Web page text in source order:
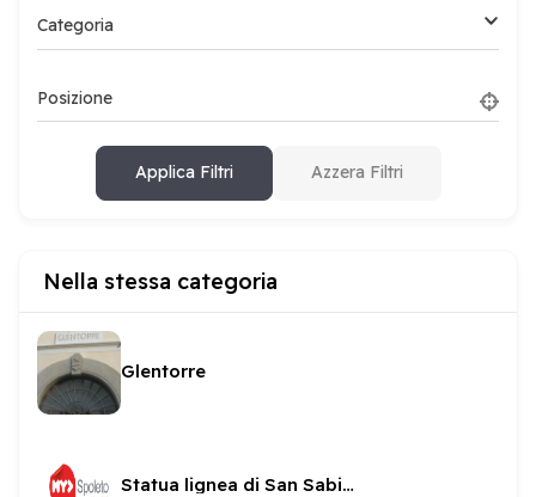
Categoria
Posizione
Applica Filtri Azzera Filtri
Nella stessa categoria
Glentorre
Statua lignea di San Sabino